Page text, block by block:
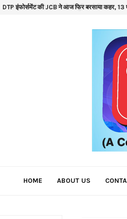
DTP इंफोर्समेंट की JCB ने आज फिर बरसाया कहर,
HOME ABOUT US